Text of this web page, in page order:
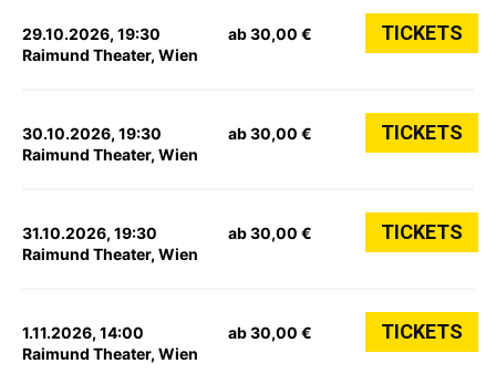
29.10.2026, 19:30
Raimund Theater, Wien
ab 30,00 € TICKETS
30.10.2026, 19:30
Raimund Theater, Wien
ab 30,00 € TICKETS
31.10.2026, 19:30
Raimund Theater, Wien
ab 30,00 € TICKETS
1.11.2026, 14:00
Raimund Theater, Wien
ab 30,00 € TICKETS